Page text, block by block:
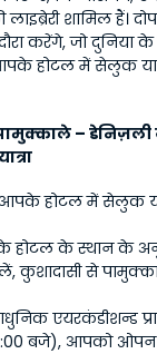
शामिल हैं।
करेंगे, जो दुनिया
होटल में सेलुक या
– डेनिज़ली
होटल में सेलुक या
के स्थान के
से
एयरकंडीशन्ड
बजे), आपको ओपन